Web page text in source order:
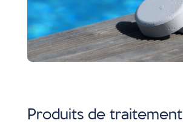
Produits de traitement